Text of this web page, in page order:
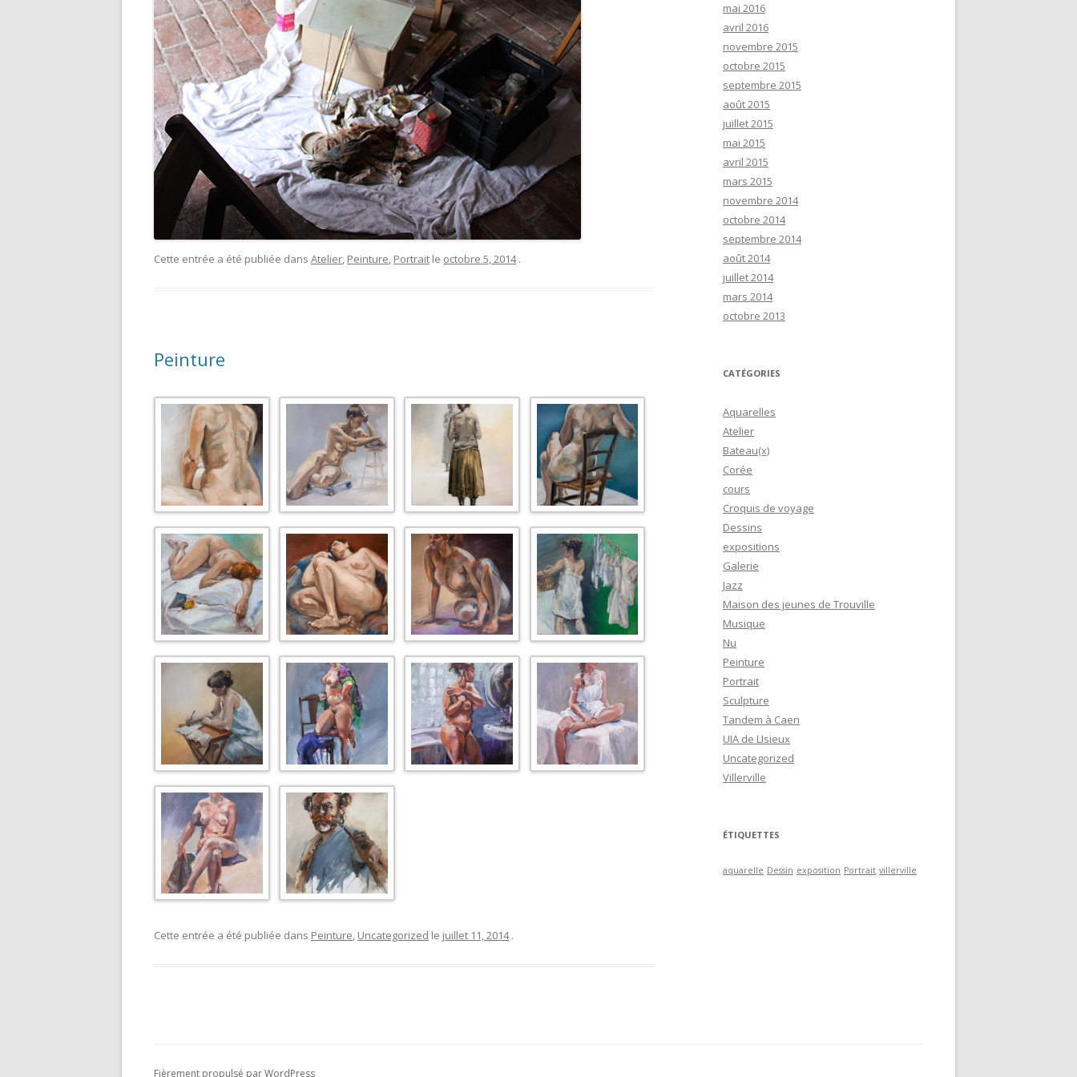
Cette entrée a été publiée dans Atelier, Peinture, Portrait le octobre 5, 2014 .
Peinture
Cette entrée a été publiée dans Peinture, Uncategorized le juillet 11, 2014 .
mai 2016
avril 2016
novembre 2015
octobre 2015
septembre 2015
août 2015
juillet 2015
mai 2015
avril 2015
mars 2015
novembre 2014
octobre 2014
septembre 2014
août 2014
juillet 2014
mars 2014
octobre 2013
CATÉGORIES
Aquarelles
Atelier
Bateau(x)
Corée
cours
Croquis de voyage
Dessins
expositions
Galerie
Jazz
Maison des jeunes de Trouville
Musique
Nu
Peinture
Portrait
Sculpture
Tandem à Caen
UIA de LIsieux
Uncategorized
Villerville
ÉTIQUETTES
aquarelle Dessin exposition Portrait villerville
Fièrement propulsé par WordPress